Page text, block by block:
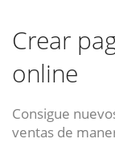
Crear
online
Consigue
ventas de